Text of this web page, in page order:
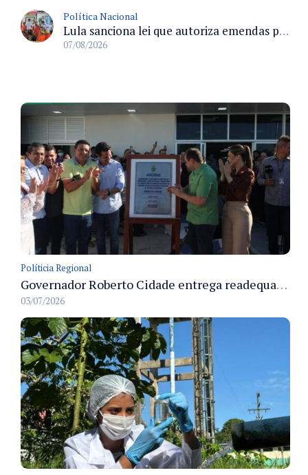
Política Nacional
Lula sanciona lei que autoriza emendas parlamentares para atendimento pré-hospitalar pelos bombeiros
07/08/2026
Políticia Regional
Governador Roberto Cidade entrega readequação do ambulatório da FCecon e amplia capacidade de atendimento oncológico em Manaus
03/07/2026